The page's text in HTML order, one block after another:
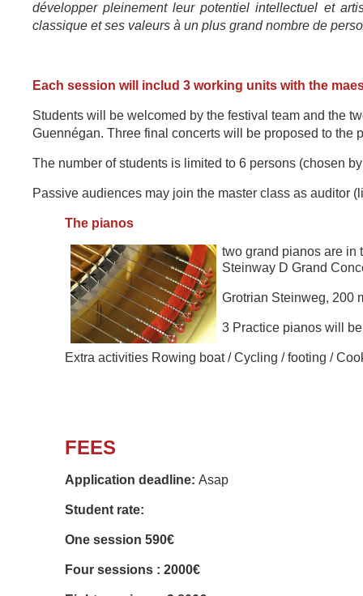
développer pleinement leur potentiel intellectuel et
classique et ses valeurs à un plus grand nombre de
Each session will includ 3 working units with the
Students will be welcomed by the festival team and the
Guennégan. Three final concerts will be proposed to the
The number of students is limited to 6 persons (chosen
Passive audiences may join the master class as auditor
The pianos
two grand pianos are in
Steinway D Grand
Grotrian Steinweg, 200
3 Practice pianos will
Extra activities Rowing boat /Cycling / footing /
FEES
Application deadline: Asap
Student rate:
One session 590€
Four sessions : 2000€